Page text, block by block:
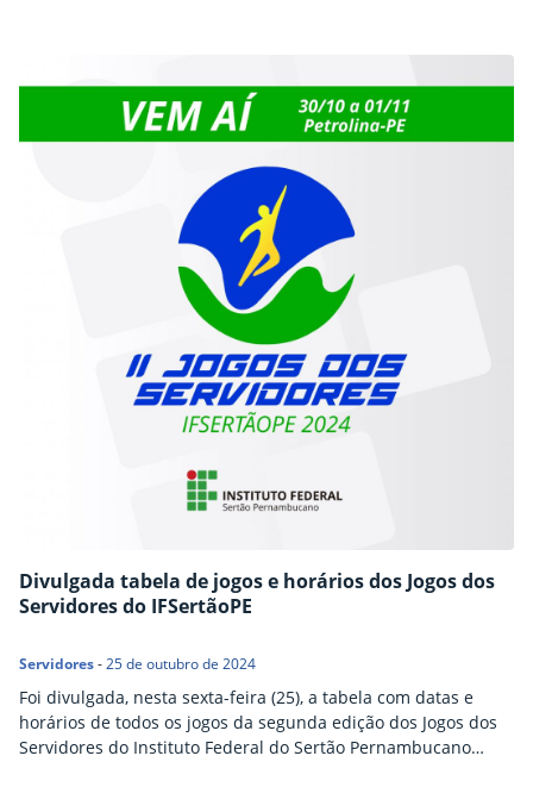
futebol de salão. Os jogos ocorrem até sexta-feira (1º de
novembro). Ao…
Divulgada tabela de jogos e horários dos Jogos dos
Servidores do IFSertãoPE
Servidores-25 de outubro de 2024
Foi divulgada, nesta sexta-feira (25), a tabela com datas e
horários de todos os jogos da segunda edição dos Jogos dos
Servidores do Instituto Federal do Sertão Pernambucano